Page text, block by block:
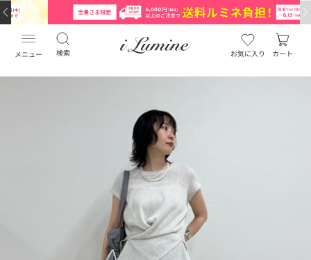
メニュー 検索 お気に入り カート